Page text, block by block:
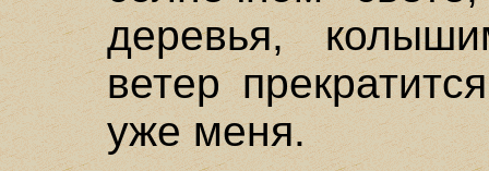
деревья,
ветер
уже меня.